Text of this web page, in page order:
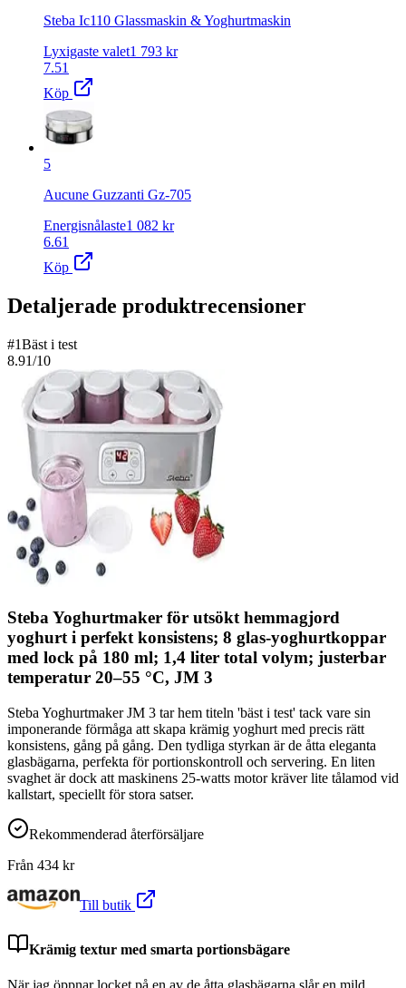
Steba Ic110 Glassmaskin & Yoghurtmaskin
Lyxigaste valet1 793 kr
7.51
Köp
5
Aucune Guzzanti Gz-705
Energisnålaste1 082 kr
6.61
Köp
Detaljerade produktrecensioner
#1Bäst i test
8.91/10
Steba Yoghurtmaker för utsökt hemmagjord
yoghurt i perfekt konsistens; 8 glas-yoghurtkoppar
med lock på 180 ml; 1,4 liter total volym; justerbar
temperatur 20–55 °C, JM 3
Steba Yoghurtmaker JM 3 tar hem titeln 'bäst i test' tack vare sin
imponerande förmåga att skapa krämig yoghurt med precis rätt
konsistens, gång på gång. Den tydliga styrkan är de åtta eleganta
glasbägarna, perfekta för portionskontroll och servering. En liten
svaghet är dock att maskinens 25-watts motor kräver lite tålamod vid
kallstart, speciellt för stora satser.
Rekommenderad återförsäljare
Från 434 kr
Till butik
Krämig textur med smarta portionsbägare